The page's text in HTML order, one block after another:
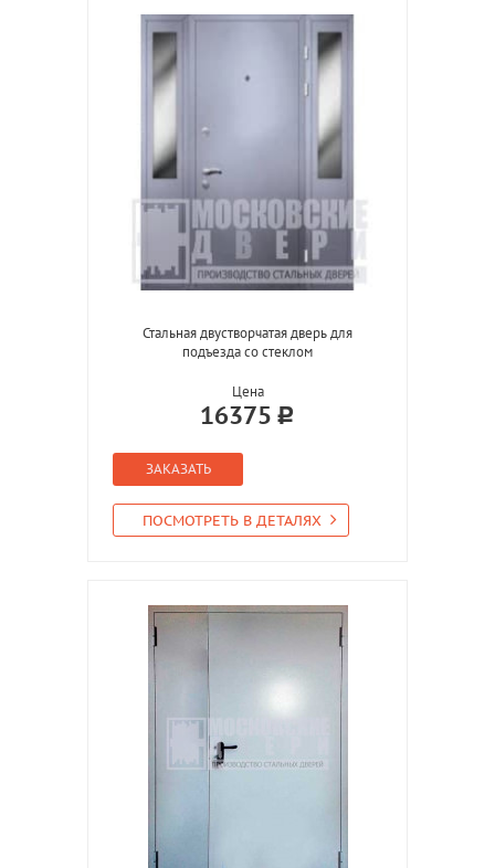
Стальная двустворчатая дверь для
подъезда со стеклом
Цена
16375
ЗАКАЗАТЬ
ПОСМОТРЕТЬ В ДЕТАЛЯХ